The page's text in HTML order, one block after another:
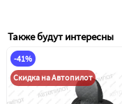
Также будут интересны
-41%
Скидка на Автопилот